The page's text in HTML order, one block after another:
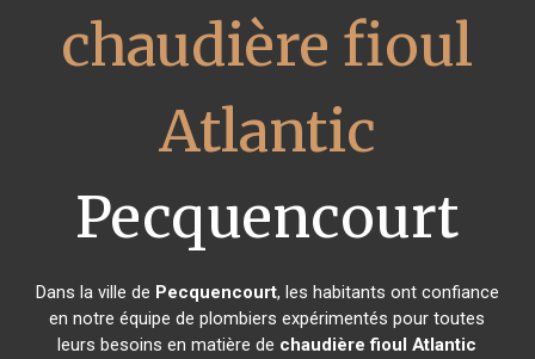
chaudière fioul
Atlantic
Pecquencourt
Dans la ville de Pecquencourt, les habitants ont confiance
en notre équipe de plombiers expérimentés pour toutes
leurs besoins en matière de chaudière fioul Atlantic